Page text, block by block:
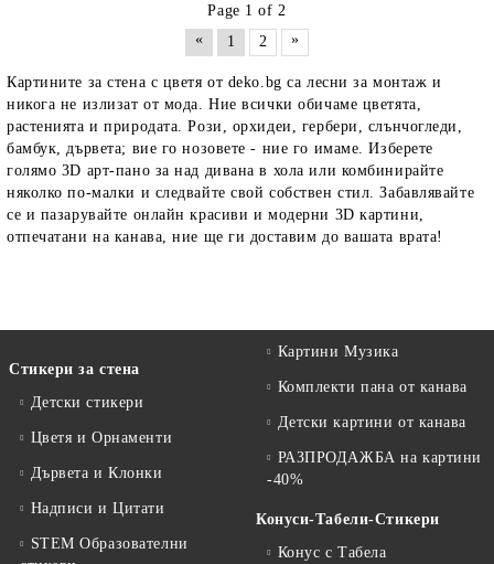
Page 1 of 2
«
1 2 »
Картините за стена с цветя от deko.bgса лесни за монтаж и
никога не излизат от мода. Ние всички обичаме цветята,
растенията и природата. Рози, орхидеи, гербери, слънчогледи,
бамбук, дървета; вие го нозовете - ние го имаме. Изберете
голямо 3D арт-пано за над дивана в хола или комбинирайте
няколко по-малки и следвайте свой собствен стил. Забавлявайте
се и пазарувайте онлайн красиви и модерни 3D картини
отпечатани на канава, ние ще ги доставим до вашата врата!
Стикери за стена
Детски стикери
Цветя и Орнаменти
Дървета и Клонки
Надписи и Цитати
STEM Образователни
Картини Музика
Комплекти пана от канава
Детски картини от канава
РАЗПРОДАЖБА на картини
-40%
Конуси-Табели-Стикери
Конус с Табела